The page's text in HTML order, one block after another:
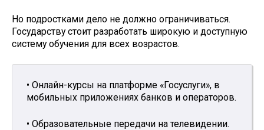
Но подростками дело не должно ограничиваться.
Государству стоит разработать широкую и доступную
систему обучения для всех возрастов.
• Онлайн-курсы на платформе «Госуслуги», в
мобильных приложениях банков и операторов.
• Образовательные передачи на телевидении.